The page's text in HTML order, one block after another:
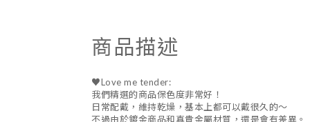
商品描述
♥Love me tender:
我們精選的商品保色度非常好！
日常配戴，維持乾燥，基本上都可以戴很久的～
不過由於鍍金商品和真貴金屬材質，還是會有差異。